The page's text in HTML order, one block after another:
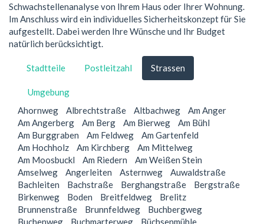
Schwachstellenanalyse von Ihrem Haus oder Ihrer Wohnung.
Im Anschluss wird ein individuelles Sicherheitskonzept für Sie
aufgestellt. Dabei werden Ihre Wünsche und Ihr Budget
natürlich berücksichtigt.
Stadtteile Postleitzahl Strassen
Umgebung
Ahornweg
Albrechtstraße Altbachweg
Am Anger
Am Angerberg
Am Berg Am Bierweg
Am Bühl
Am Burggraben
Am Feldweg
Am Gartenfeld
Am Hochholz
Am Kirchberg
Am Mittelweg
Am Moosbuckl
Am Riedern
Am Weißen Stein
Amselweg
Angerleiten Asternweg
Auwaldstraße
Bachleiten
Bachstraße Berghangstraße
Bergstraße
Birkenweg
Boden Breitfeldweg
Brelitz
Brunnenstraße
Brunnfeldweg
Buchbergweg
Buchenweg
Buchmarterweg
Büchsenmühle